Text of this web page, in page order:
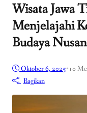
Wisata Jawa
Menjelajahi
Budaya
Oktober 6, 2025•10
Bagikan